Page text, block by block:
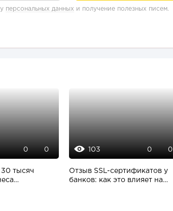
персональных данных и получение полезных писем.
0 0
30 тысяч
103 0 0
Отзыв SSL-сертификатов у
банков: как это влияет на